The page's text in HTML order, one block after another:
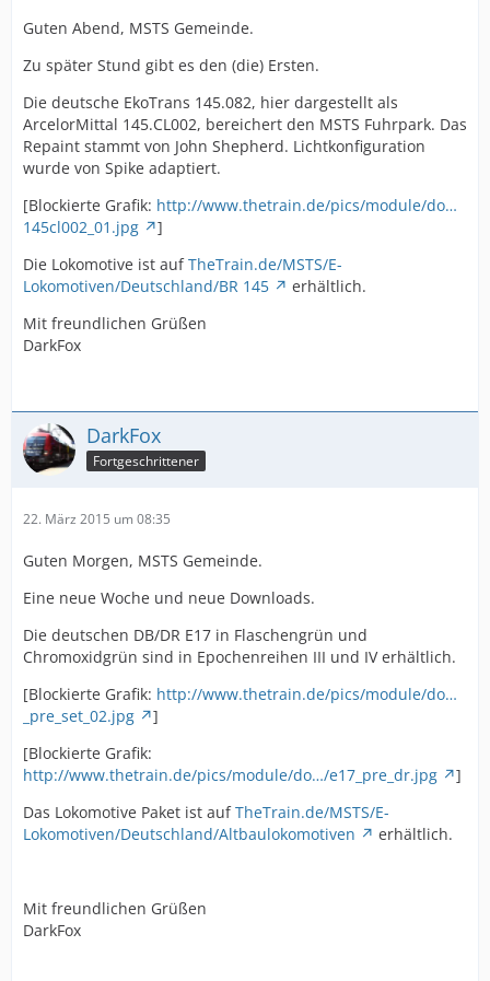
Guten Abend, MSTS Gemeinde.
Zu später Stund gibt es den (die) Ersten.
Die deutsche EkoTrans 145.082, hier dargestellt als
ArcelorMittal 145.CL002, bereichert den MSTS Fuhrpark. Das
Repaint stammt von John Shepherd. Lichtkonfiguration
wurde von Spike adaptiert.
[Blockierte Grafik: http://www.thetrain.de/pics/module/do…
145cl002_01.jpg
]
Die Lokomotive ist aufTheTrain.de/MSTS/E-
Lokomotiven/Deutschland/BR 145
erhältlich.
Mit freundlichen Grüßen
DarkFox
DarkFox
Fortgeschrittener
22. März 2015 um 08:35
Guten Morgen, MSTS Gemeinde.
Eine neue Woche und neue Downloads.
Die deutschen DB/DR E17 in Flaschengrün und
Chromoxidgrün sind in Epochenreihen III und IV erhältlich.
[Blockierte Grafik: http://www.thetrain.de/pics/module/do…
_pre_set_02.jpg
]
[Blockierte Grafik:
http://www.thetrain.de/pics/module/do…/e17_pre_dr.jpg
]
Das Lokomotive Paket ist aufTheTrain.de/MSTS/E-
Lokomotiven/Deutschland/Altbaulokomotiven
erhältlich.
Mit freundlichen Grüßen
DarkFox